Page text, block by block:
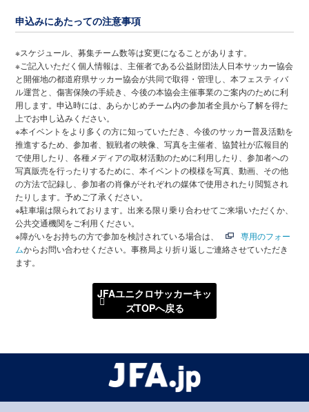
申込みにあたっての注意事項
※スケジュール、募集チーム数等は変更になることがあります。
※ご記入いただく個人情報は、主催者である公益財団法人日本サッカー協会
と開催地の都道府県サッカー協会が共同で取得・管理し、本フェスティバ
ル運営と、傷害保険の手続き、今後の本協会主催事業のご案内のために利
用します。申込時には、あらかじめチーム内の参加者全員から了解を得た
上でお申し込みください。
※本イベントをより多くの方に知っていただき、今後のサッカー普及活動を
推進するため、参加者、観戦者の映像、写真を主催者、協賛社が広報目的
で使用したり、各種メディアの取材活動のために利用したり、参加者への
写真販売を行ったりするために、本イベントの模様を写真、動画、その他
の方法で記録し、参加者の肖像がそれぞれの媒体で使用されたり閲覧され
たりします。予めご了承ください。
※駐車場は限られております。出来る限り乗り合わせてご来場いただくか、
公共交通機関をご利用ください。
※障がいをお持ちの方で参加を検討されている場合は、
専用のフォー
ムからお問い合わせください。事務局より折り返しご連絡させていただき
ます。
JFAユニクロサッカーキッ
ズTOPへ戻る